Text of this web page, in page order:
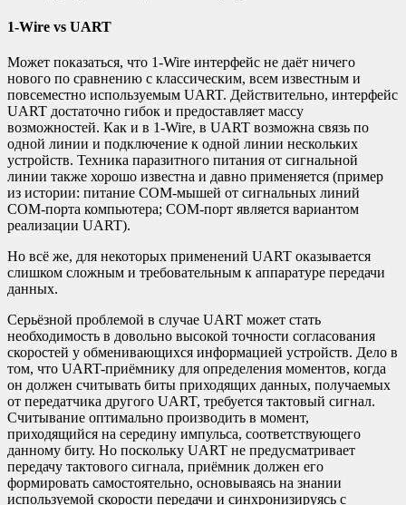
1-Wire vs UART
Может показаться, что 1-Wire интерфейс не даёт ничего
нового по сравнению с классическим, всем известным и
повсеместно используемым UART. Действительно, интерфейс
UART достаточно гибок и предоставляет массу
возможностей. Как и в 1-Wire, в UART возможна связь по
одной линии и подключение к одной линии нескольких
устройств. Техника паразитного питания от сигнальной
линии также хорошо известна и давно применяется (пример
из истории: питание COM-мышей от сигнальных линий
COM-порта компьютера; COM-порт является вариантом
реализации UART).
Но всё же, для некоторых применений UART оказывается
слишком сложным и требовательным к аппаратуре передачи
данных.
Серьёзной проблемой в случае UART может стать
необходимость в довольно высокой точности согласования
скоростей у обменивающихся информацией устройств. Дело в
том, что UART-приёмнику для определения моментов, когда
он должен считывать биты приходящих данных, получаемых
от передатчика другого UART, требуется тактовый сигнал.
Считывание оптимально производить в момент,
приходящийся на середину импульса, соответствующего
данному биту. Но поскольку UART не предусматривает
передачу тактового сигнала, приёмник должен его
формировать самостоятельно, основываясь на знании
используемой скорости передачи и синхронизируясь с